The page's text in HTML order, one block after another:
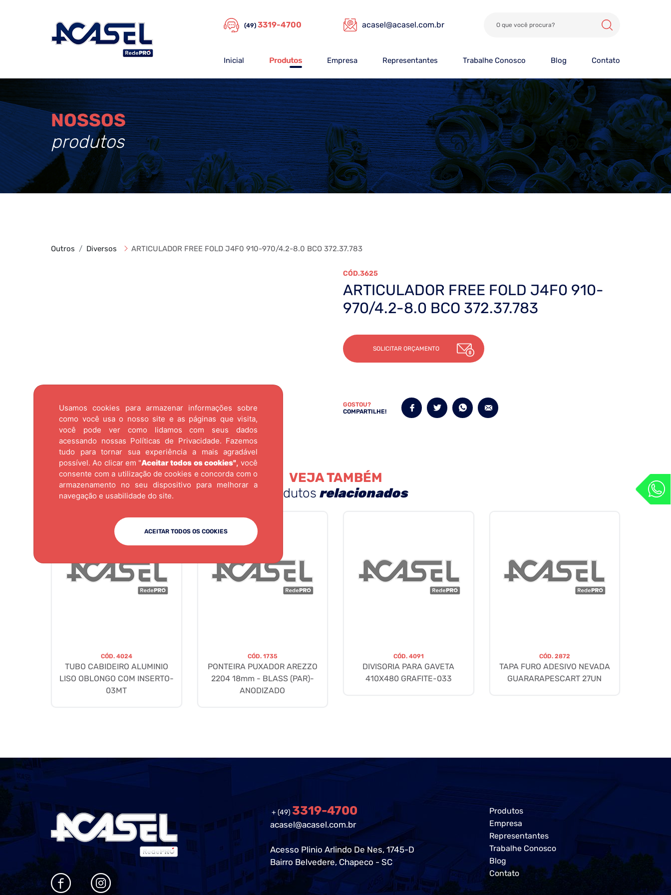
Usamos cookies para armazenar informações sobre
como você usa o nosso site e as páginas que visita,
você pode ver como lidamos com seus dados
acessando nossas Políticas de Privacidade. Fazemos
tudo para tornar sua experiência a mais agradável
possível. Ao clicar em "Aceitar todos os cookies", você
consente com a utilização de cookies e concorda com o
armazenamento no seu dispositivo para melhorar a
navegação e usabilidade do site.
ACEITAR TODOS OS COOKIES
(49) 3319-4700 acasel@acasel.com.br
Inicial Produtos Empresa Representantes Trabalhe Conosco Blog Contato
NOSSOS
produtos
Outros Diversos ARTICULADOR FREE FOLD J4F0 910-970/4.2-8.0 BCO 372.37.783
3625
ARTICULADOR FREE FOLD J4F0 910-
970/4.2-8.0 BCO 372.37.783
SOLICITAR ORÇAMENTO
GOSTOU?
COMPARTILHE!
VEJA TAMBÉM
produtos relacionados
CÓD. 4024
TUBO CABIDEIRO ALUMINIO
LISO OBLONGO COM INSERTO-
03MT
CÓD. 1735
PONTEIRA PUXADOR AREZZO
2204 18mm - BLASS (PAR)-
ANODIZADO
CÓD. 4091
DIVISORIA PARA GAVETA
410X480 GRAFITE-033
CÓD. 2872
TAPA FURO ADESIVO NEVADA
GUARARAPESCART 27UN
+ (49) 3319-4700
acasel@acasel.com.br
Acesso Plinio Arlindo De Nes, 1745-D
Bairro Belvedere, Chapeco - SC
Produtos
Empresa
Representantes
Trabalhe Conosco
Blog
Contato